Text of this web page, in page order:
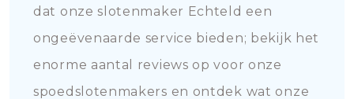
dat onze slotenmaker Echteld een
ongeëvenaarde service bieden; bekijk het
enorme aantal reviews op voor onze
spoedslotenmakers en ontdek wat onze